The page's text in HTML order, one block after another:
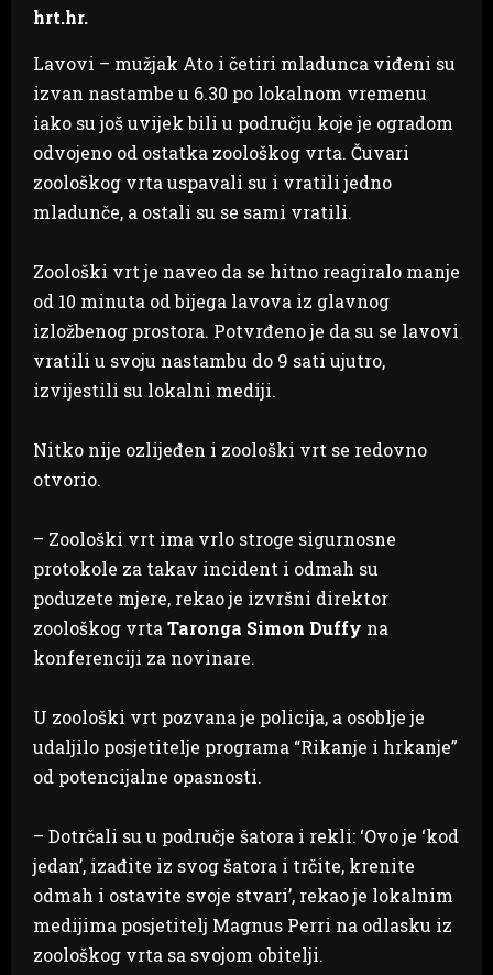
hrt.hr.
Lavovi – mužjak Ato i četiri mladunca viđeni su
izvan nastambe u 6.30 po lokalnom vremenu
iako su još uvijek bili u području koje je ogradom
odvojeno od ostatka zoološkog vrta. Čuvari
zoološkog vrta uspavali su i vratili jedno
mladunče, a ostali su se sami vratili.
Zoološki vrt je naveo da se hitno reagiralo manje
od 10 minuta od bijega lavova iz glavnog
izložbenog prostora. Potvrđeno je da su se lavovi
vratili u svoju nastambu do 9 sati ujutro,
izvijestili su lokalni mediji.
Nitko nije ozlijeđen i zoološki vrt se redovno
otvorio.
– Zoološki vrt ima vrlo stroge sigurnosne
protokole za takav incident i odmah su
poduzete mjere, rekao je izvršni direktor
zoološkog vrta Taronga Simon Duffy na
konferenciji za novinare.
U zoološki vrt pozvana je policija, a osoblje je
udaljilo posjetitelje programa “Rikanje i hrkanje”
od potencijalne opasnosti.
– Dotrčali su u područje šatora i rekli: ‘Ovo je ‘kod
jedan’, izađite iz svog šatora i trčite, krenite
odmah i ostavite svoje stvari’, rekao je lokalnim
medijima posjetitelj Magnus Perri na odlasku iz
zoološkog vrta sa svojom obitelji.